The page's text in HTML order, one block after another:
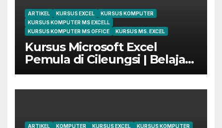
ARTIKEL KURSUS EXCEL
KURSUS KOMPUTER
KURSUS KOMPUTER MS EXCELL
KURSUS KOMPUTER MS OFFICE
KURSUS MS. EXCEL
Kursus Microsoft Excel
Pemula di Cileungsi | Belajar
dari Dasar Sampai Mahir
ARTIKEL KOMPUTER KURSUS EXCEL
KURSUS KOMPUTER